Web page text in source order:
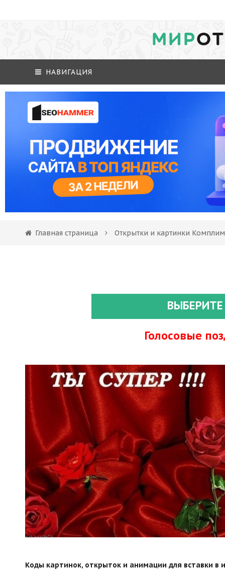
МИР
НАВИГАЦИЯ
Главная страница Открытки и картинки
Голосовые
search">
Коды картинок, открыток и анимации для вставки в